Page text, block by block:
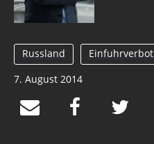
Russland Einfuhrverbot
7. August 2014